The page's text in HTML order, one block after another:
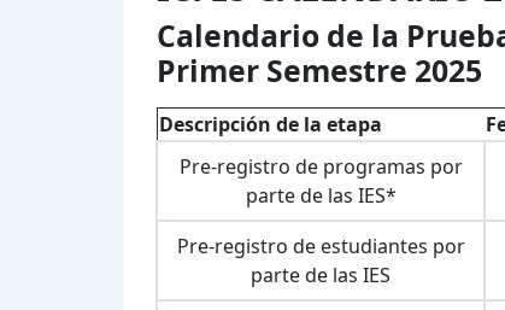
Calendario de la
Primer Semestre 2025
Descripción de la etapa
Pre-registro de programas por
parte de las IES*
Pre-registro de estudiantes por
parte de las IES